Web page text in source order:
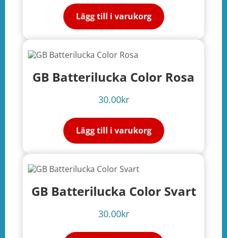
Lägg till i varukorg
GB Batterilucka Color Rosa
30.00kr
Lägg till i varukorg
GB Batterilucka Color Svart
30.00kr